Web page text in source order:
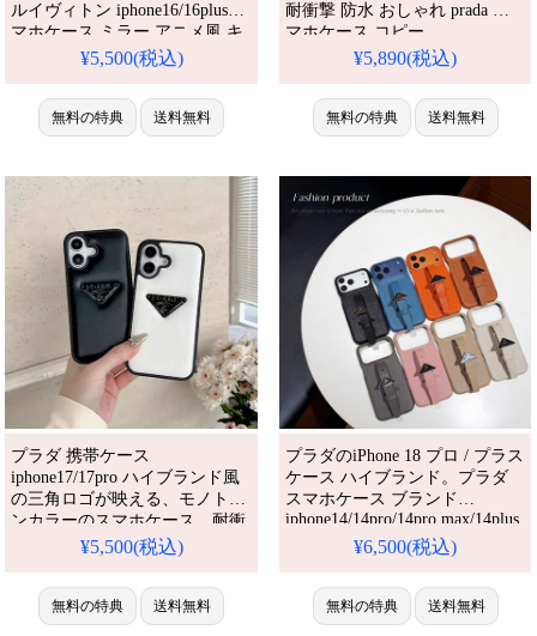
ルイヴィトン iphone16/16plusス
マホケース ミラー アニメ風 キ
ャラクター アイフォン
グッチ iphone14/13proケース 字
母プリント ハイブランド 送料
無料。芸能人も愛用する人気ア
でかわいい。おしゃれでシンプ
ル、しかも格安。流行りの
¥5,500(税込)
無料の特典 送料無料
耐衝撃 防水 おしゃれ prada ス
マホケース コピー
iPhone16/16pro ケース ペア ブラ
ス ブランド メンズ
iPhone13/12pro ケース 人気 おす
すめ iPhone 17 プロ / プラス ケ
¥5,890(税込)
無料の特典 送料無料
プラダ 携帯ケース
iphone17/17pro ハイブランド風
の三角ロゴが映える、モノトー
ンカラーのスマホケース。耐衝
撃・四角保護機能付きで、大人
シンプルでおしゃれな逸品で
¥5,500(税込)
無料の特典 送料無料
プラダのiPhone 18 プロ / プラス
ケース ハイブランド。プラダ
スマホケース ブランド
iphone14/14pro/14pro max/14plus
ケース インスタ風 ジャケット
型 財布 レディース カード入れ
イブランド アイフォン
14/13/12/11ケース 高品質ブラン
¥6,500(税込)
無料の特典 送料無料